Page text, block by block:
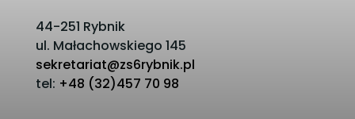
44-251 Rybnik
ul. Małachowskiego 145
sekretariat@zs6rybnik.pl
tel: +48 (32)457 70 98